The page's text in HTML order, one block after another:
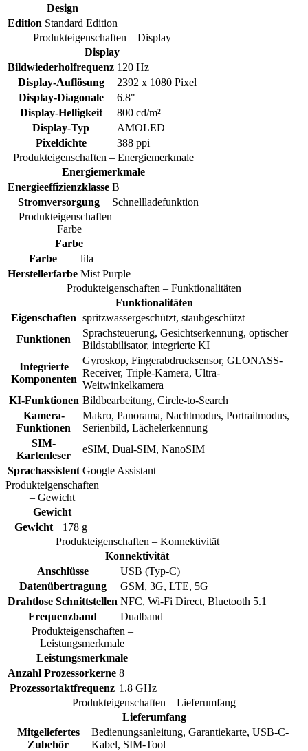
Design
Edition Standard Edition
Produkteigenschaften – Display
Display
Bildwiederholfrequenz 120 Hz
Display-Auflösung
2392 x 1080 Pixel
Display-Diagonale
6.8"
Display-Helligkeit
800 cd/m²
Display-Typ
AMOLED
Pixeldichte
388 ppi
Produkteigenschaften – Energiemerkmale
Energiemerkmale
Energieeffizienzklasse B
Stromversorgung
Schnellladefunktion
Produkteigenschaften –
Farbe
Farbe
Farbe
lila
Herstellerfarbe Mist Purple
Produkteigenschaften – Funktionalitäten
Funktionalitäten
Eigenschaften spritzwassergeschützt, staubgeschützt
Funktionen
Sprachsteuerung, Gesichtserkennung, optischer
Bildstabilisator, integrierte KI
Integrierte
Komponenten
Gyroskop, Fingerabdrucksensor, GLONASS-
Receiver, Triple-Kamera, Ultra-
Weitwinkelkamera
KI-Funktionen Bildbearbeitung, Circle-to-Search
Kamera-
Funktionen
Makro, Panorama, Nachtmodus, Portraitmodus,
Serienbild, Lächelerkennung
SIM-
Kartenleser
eSIM, Dual-SIM, NanoSIM
Sprachassistent Google Assistant
Produkteigenschaften
– Gewicht
Gewicht
Gewicht
178 g
Produkteigenschaften – Konnektivität
Konnektivität
Anschlüsse
USB (Typ-C)
Datenübertragung
GSM, 3G, LTE, 5G
Drahtlose Schnittstellen NFC, Wi-Fi Direct, Bluetooth 5.1
Frequenzband
Dualband
Produkteigenschaften –
Leistungsmerkmale
Leistungsmerkmale
Anzahl Prozessorkerne 8
Prozessortaktfrequenz 1.8 GHz
Produkteigenschaften – Lieferumfang
Lieferumfang
Mitgeliefertes
Zubehör
Bedienungsanleitung, Garantiekarte, USB-C-
Kabel, SIM-Tool